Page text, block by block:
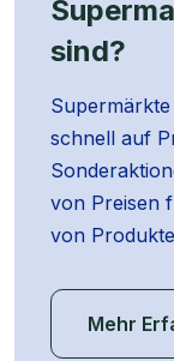
sind?
schnell auf
von Preisen
von
Mehr